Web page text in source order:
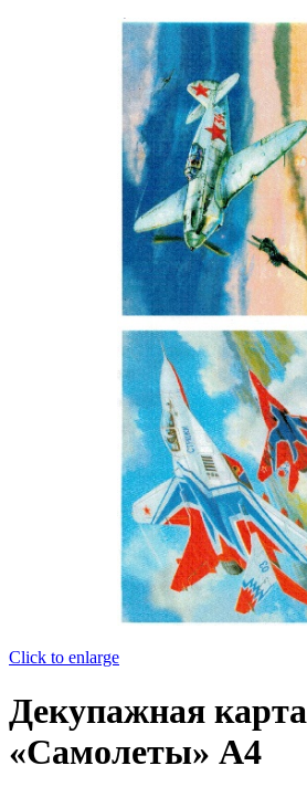
Click to enlarge
Декупажная карта
«Самолеты» А4